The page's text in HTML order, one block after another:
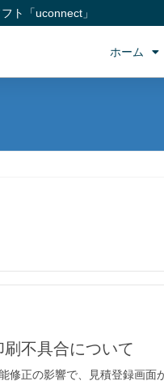
ト「uconnect」
ホーム
刷不具合について
修正の影響で、見積登録画